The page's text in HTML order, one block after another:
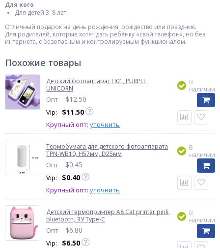
Для кого
Для детей 3–8 лет.
Отличный подарок на день рождения, рождество или праздник.
Для родителей, которые хотят дать ребёнку «свой телефон», но без
интернета, с безопасным и контролируемым функционалом.
Похожие товары
Детский фотоаппарат H01, PURPLE
UNICORN
Опт $12.50
Vip: $11.50
Крупный опт: уточнить
В
наличии
Термобумага для детского фотоаппарата
TPN-WB10, H57мм, D25мм
Опт $0.45
Vip: $0.40
Крупный опт: уточнить
В
наличии
Детский термопринтер A8 Cat printer pink,
bluetooth, ЗУ Type-C
Опт $6.80
Vip: $6.50
В
наличии